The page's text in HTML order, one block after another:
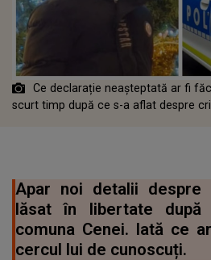
Ce declarație neașteptată ar fi
scurt timp după ce s-a aflat despre
Apar noi detalii
lăsat în libertate
comuna Cenei. Iată ce
cercul lui de cunoscuți.